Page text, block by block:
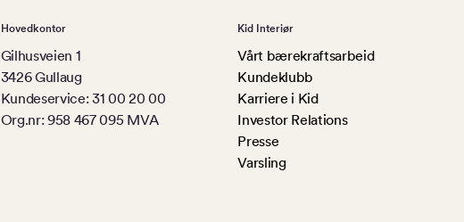
Hovedkontor
Gilhusveien 1
3426 Gullaug
Kundeservice: 31 00 20 00
Org.nr: 958 467 095 MVA
Kid Interiør
Vårt bærekraftsarbeid
Kundeklubb
Karriere i Kid
Investor Relations
Presse
Varsling